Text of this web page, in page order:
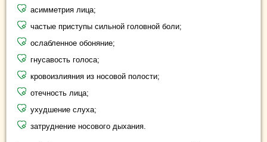
асимметрия лица;
частые приступы сильной головной боли;
ослабленное обоняние;
гнусавость голоса;
кровоизлияния из носовой полости;
отечность лица;
ухудшение слуха;
затруднение носового дыхания.